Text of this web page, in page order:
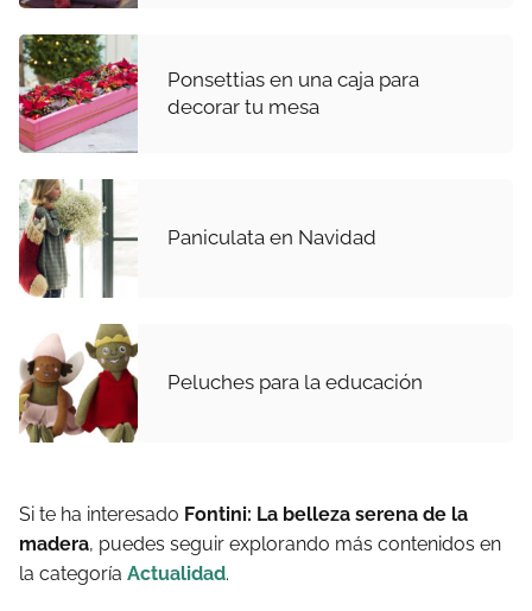
Ponsettias en una caja para
decorar tu mesa
Paniculata en Navidad
Peluches para la educación
Si te ha interesado Fontini: La belleza serena de la
madera, puedes seguir explorando más contenidos en
la categoría Actualidad.